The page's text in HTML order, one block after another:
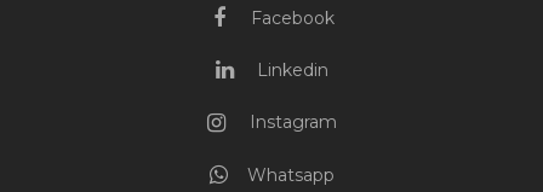
Facebook
Linkedin
Instagram
Whatsapp